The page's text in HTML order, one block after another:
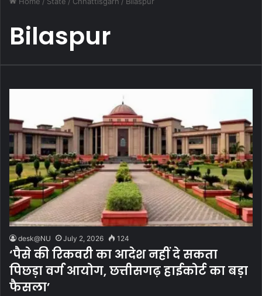
Bilaspur
desk@NU July 2, 2026 124
‘पैसे की रिकवरी का आदेश नहीं दे सकता
पिछड़ा वर्ग आयोग, छत्तीसगढ़ हाईकोर्ट का बड़ा
फैसला’